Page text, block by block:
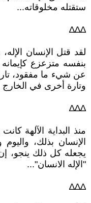
ستقتله مخلوقاته...
∆∆∆
لقد قتل الإنسان
بنفسه متزعزع
عن شيء ما مفقود،
وتارة أخرى في الخارج
∆∆∆
منذ البداية الآلهة
الإنسان بذلك،
يجعله كل ذلك ينجو،
"الإله الانسان"...
∆∆∆